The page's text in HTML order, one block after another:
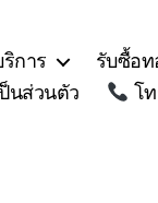
การ รับซื้อท
นส่วนตัว
โ